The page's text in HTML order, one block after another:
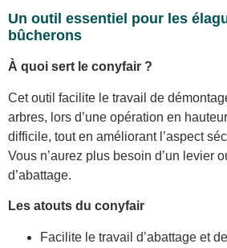
Un outil essentiel pour les
bûcherons
À quoi sert le conyfair ?
Cet outil facilite le travail de
arbres, lors d’une opération en
difficile, tout en améliorant l’aspect
Vous n’aurez plus besoin d’un levier
d’abattage.
Les atouts du conyfair
Facilite le travail d’abattage et